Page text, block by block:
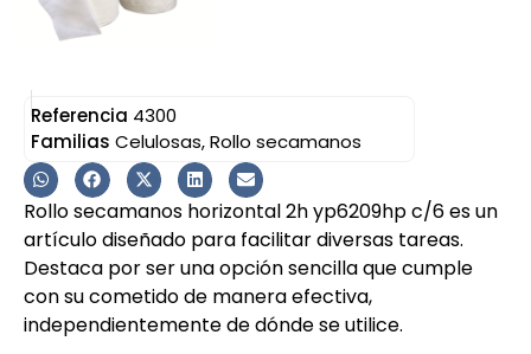
Referencia 4300
Familias Celulosas,Rollo secamanos
Rollo secamanos horizontal 2h yp6209hp c/6 es un
artículo diseñado para facilitar diversas tareas.
Destaca por ser una opción sencilla que cumple
con su cometido de manera efectiva,
independientemente de dónde se utilice.